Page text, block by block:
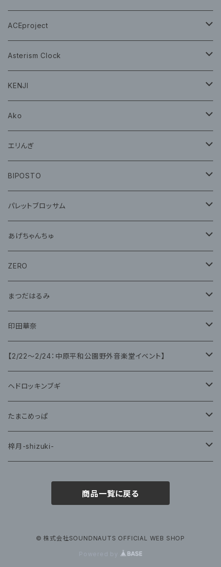
グッズ
グッズ
ACEproject
グッズ
CD
Asterism Clock
グッズ
KENJI
グッズ
Ako
グッズ
CD
エリんぎ
グッズ
BIPOSTO
グッズ
パレットブロッサム
CD
グッズ
あげちゃんちゅ
グッズ
ZERO
グッズ
CD
まつだはるみ
CD
グッズ
印田華奈
グッズ
【2/22〜2/24：中原平和公園野外音楽堂イベント】
藤咲ゆみ
ヘドロッキンブギ
CD
たまこめっぱ
グッズ
梓月-shizuki-
商品一覧に戻る
© 株式会社SOUNDNAUTS OFFICIAL WEB SHOP
Powered by